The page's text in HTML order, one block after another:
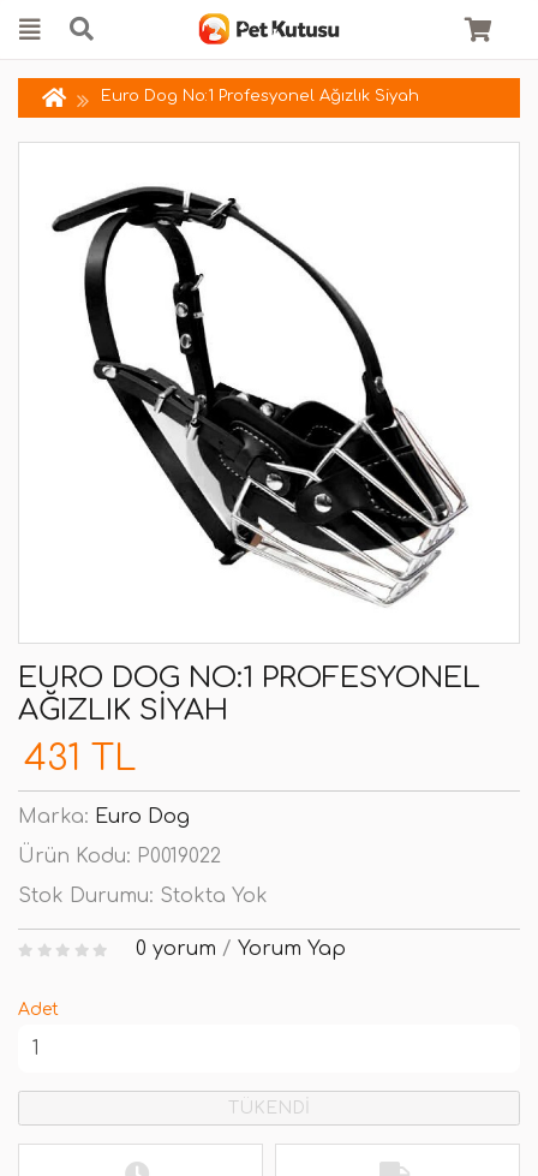
Euro Dog No:1 Profesyonel Ağızlık Siyah
EURO DOG NO:1 PROFESYONEL
AĞIZLIK SIYAH
431 TL
Marka: Euro Dog
Ürün Kodu: P0019022
Stok Durumu: Stokta Yok
0 yorum / Yorum Yap
Adet
TÜKENDİ